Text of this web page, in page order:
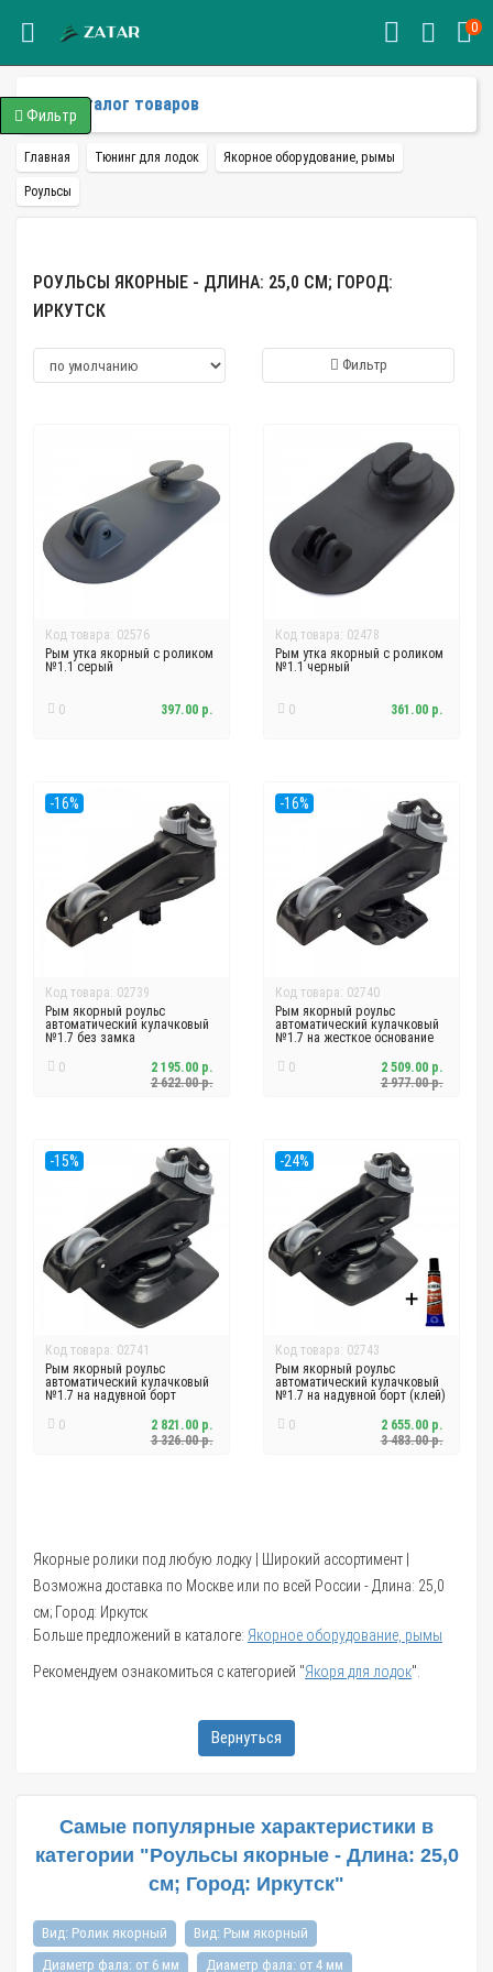
0
Каталог товаров
Главная Тюнинг для лодок Якорное оборудование, рымы
Роульсы
РОУЛЬСЫ ЯКОРНЫЕ - ДЛИНА: 25,0 СМ; ГОРОД:
ИРКУТСК
Фильтр
Код товара: 02576
Рым утка якорный с роликом
№1.1 серый
0 397.00 р.
Код товара: 02478
Рым утка якорный с роликом
№1.1 черный
0 361.00 р.
-16%
Код товара: 02739
Рым якорный роульс
автоматический кулачковый
№1.7 без замка
0
2 622.00 р.
2 195.00 р.
-16%
Код товара: 02740
Рым якорный роульс
автоматический кулачковый
№1.7 на жесткое основание
0
2 977.00 р.
2 509.00 р.
-15%
Код товара: 02741
Рым якорный роульс
автоматический кулачковый
№1.7 на надувной борт
0
3 326.00 р.
2 821.00 р.
-24%
Код товара: 02743
Рым якорный роульс
автоматический кулачковый
№1.7 на надувной борт (клей)
0
3 483.00 р.
2 655.00 р.
Якорные ролики под любую лодку | Широкий ассортимент |
Возможна доставка по Москве или по всей России - Длина: 25,0
см; Город: Иркутск
Больше предложений в каталоге: Якорное оборудование, рымы
Рекомендуем ознакомиться с категорией "Якоря для лодок".
Вернуться
Самые популярные характеристики в
категории "Роульсы якорные - Длина: 25,0
см; Город: Иркутск"
Вид: Ролик якорный
Вид: Рым якорный
Диаметр фала: от 6 мм
Диаметр фала: от 4 мм
Фильтр